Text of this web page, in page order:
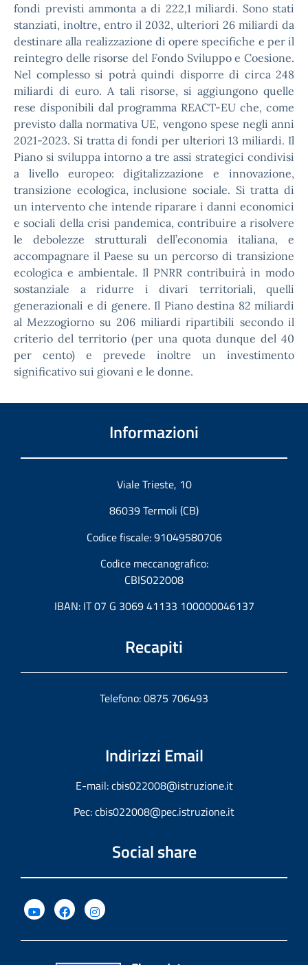
fondi previsti ammonta a di 222,1 miliardi. Sono stati
stanziati, inoltre, entro il 2032, ulteriori 26 miliardi da
destinare alla realizzazione di opere specifiche e per il
reintegro delle risorse del Fondo Sviluppo e Coesione.
Nel complesso si potrà quindi disporre di circa 248
miliardi di euro. A tali risorse, si aggiungono quelle
rese disponibili dal programma REACT-EU che, come
previsto dalla normativa UE, vengono spese negli anni
2021-2023. Si tratta di fondi per ulteriori 13 miliardi. Il
Piano si sviluppa intorno a tre assi strategici condivisi
a livello europeo: digitalizzazione e innovazione,
transizione ecologica, inclusione sociale. Si tratta di
un intervento che intende riparare i danni economici
e sociali della crisi pandemica, contribuire a risolvere
le debolezze strutturali dell’economia italiana, e
accompagnare il Paese su un percorso di transizione
ecologica e ambientale. Il PNRR contribuirà in modo
sostanziale a ridurre i divari territoriali, quelli
generazionali e di genere. Il Piano destina 82 miliardi
al Mezzogiorno su 206 miliardi ripartibili secondo il
criterio del territorio (per una quota dunque del 40
per cento) e prevede inoltre un investimento
significativo sui giovani e le donne.
Informazioni
Viale Trieste, 10
86039 Termoli (CB)
Codice fiscale: 91049580706
Codice meccanografico:
CBIS022008
IBAN: IT 07 G 3069 41133 100000046137
Recapiti
Telefono: 0875 706493
Indirizzi Email
E-mail:cbis022008@istruzione.it
Pec:cbis022008@pec.istruzione.it
Social share